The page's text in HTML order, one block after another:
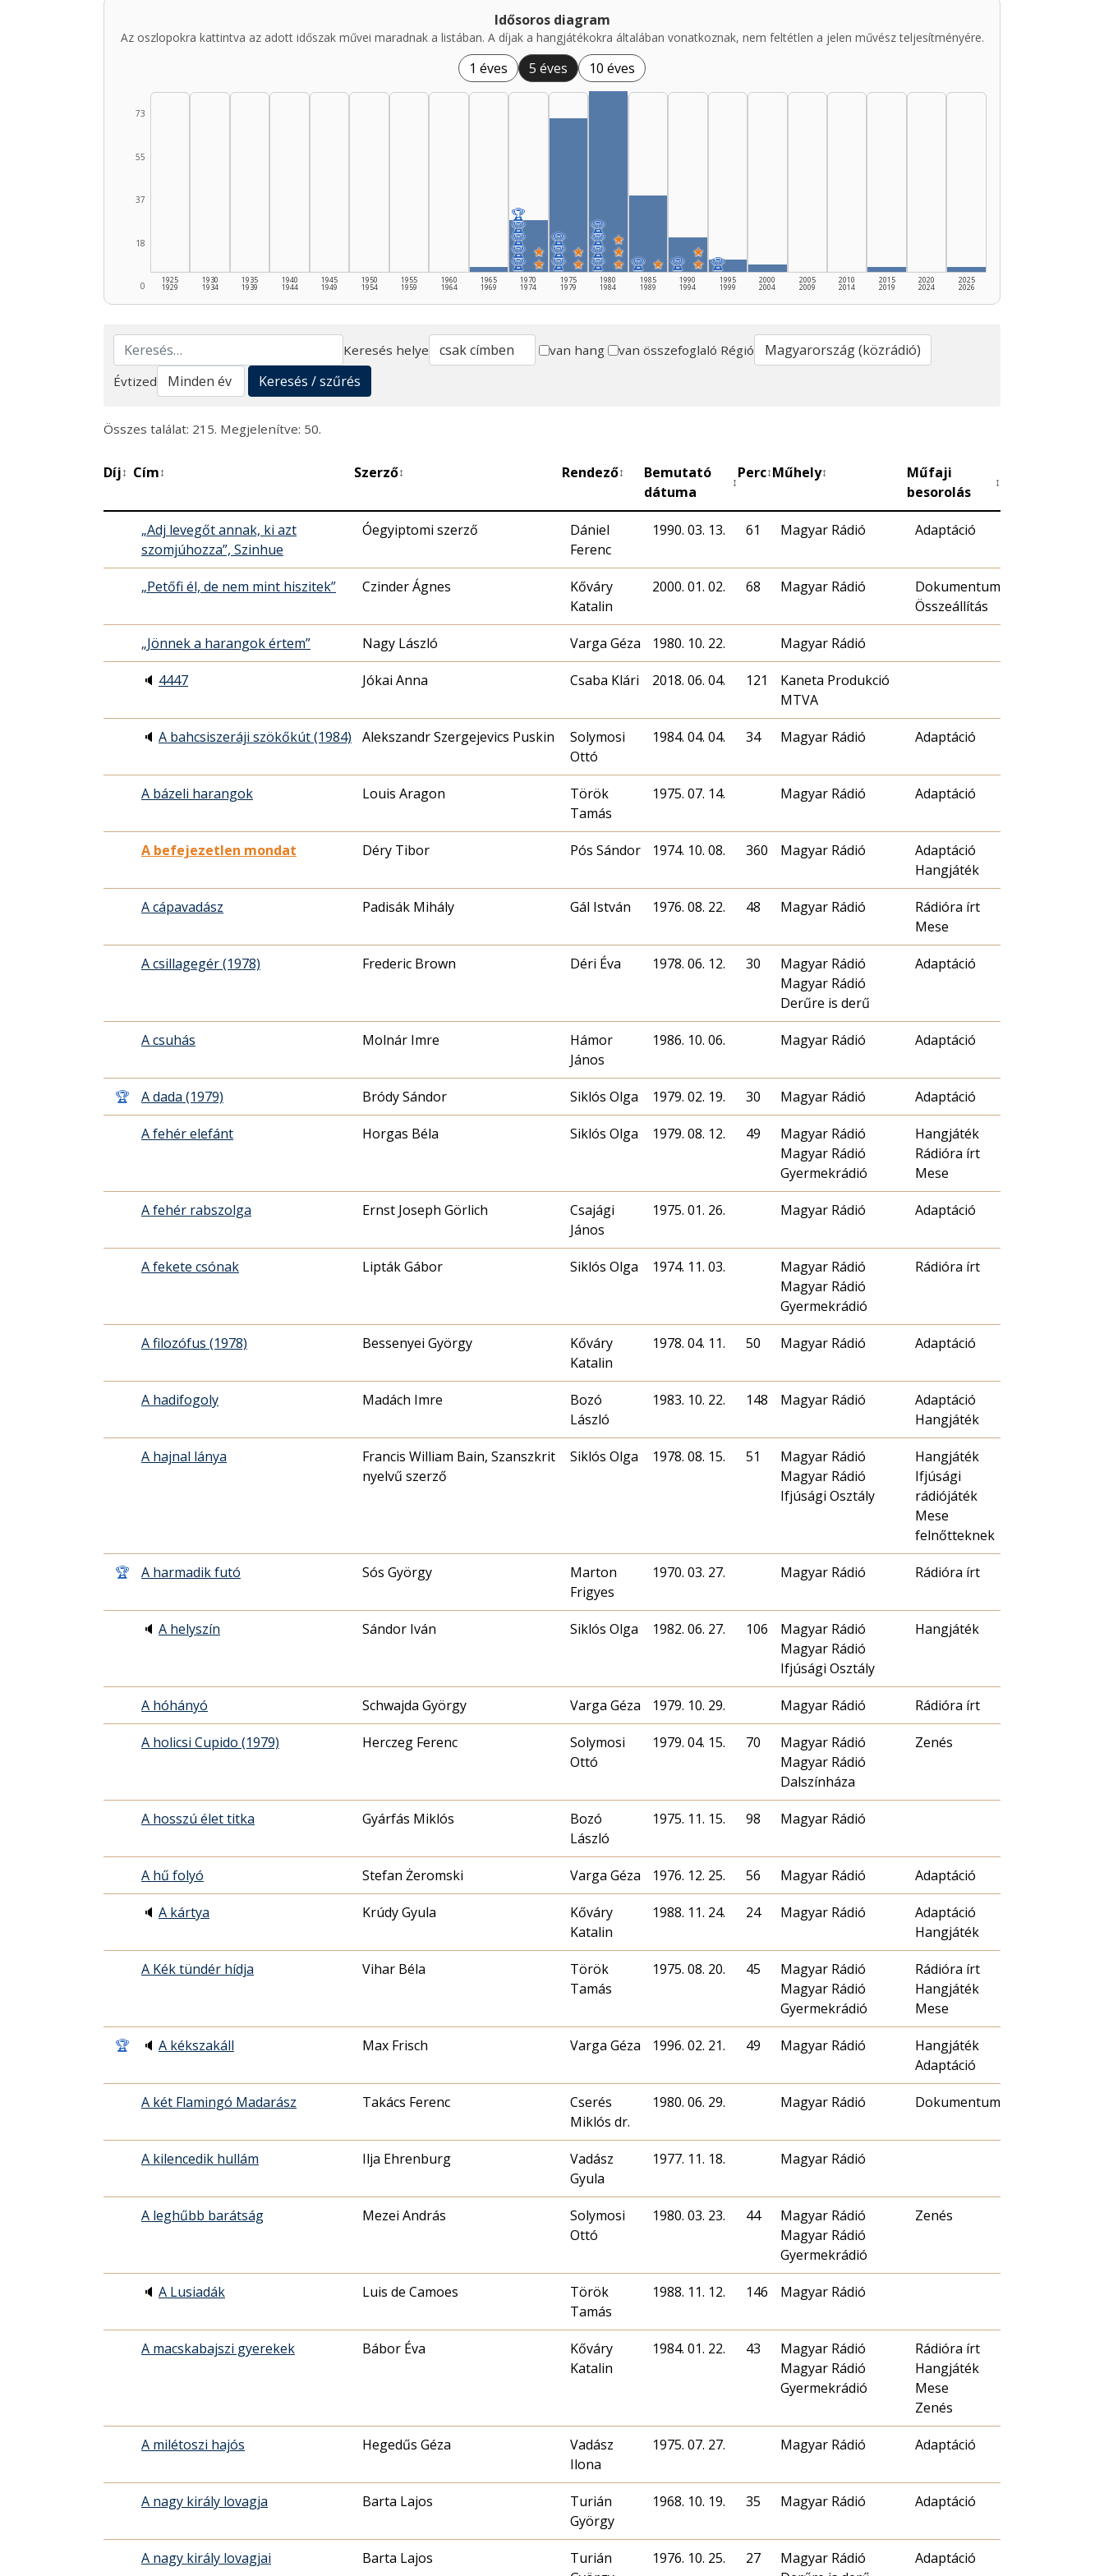
Idősoros diagram
Az oszlopokra kattintva az adott időszak művei maradnak a listában. A díjak a hangjátékokra általában vonatkoznak, nem feltétlen a jelen művész teljesítményére.
1 éves 5 éves 10 éves
0
18
37
55
73
1925
1929
1930
1934
1935
1939
1940
1944
1945
1949
1950
1954
1955
1959
1960
1964
1965
1969
🏆
🏆
🏆
🏆
🏆
★
★
1970
1974
🏆
🏆
🏆
★
★
1975
1979
🏆
🏆
🏆
🏆
★
★
★
1980
1984
🏆 ★
1985
1989
🏆 ★
★
1990
1994
🏆
1995
1999
2000
2004
2005
2009
2010
2014
2015
2019
2020
2024
2025
2026
Keresés
Keresés helye van hang van összefoglaló Régió
Évtized
Keresés / szűrés
Összes találat: 215. Megjelenítve: 50.
Díj↕ Cím↕ Szerző↕ Rendező↕
Bemutató
dátuma
↕
Perc↕Műhely↕
Műfaji
besorolás
↕
„Adj levegőt annak, ki azt
szomjúhozza”, Szinhue
Óegyiptomi szerző
Dániel
Ferenc
1990. 03. 13. 61 Magyar Rádió Adaptáció
„Petőfi él, de nem mint hiszitek” Czinder Ágnes
Kőváry
Katalin
2000. 01. 02. 68 Magyar Rádió
Dokumentum
Összeállítás
„Jönnek a harangok értem” Nagy László Varga Géza 1980. 10. 22. Magyar Rádió
🔈 4447 Jókai Anna Csaba Klári 2018. 06. 04. 121
Kaneta Produkció
MTVA
🔈 A bahcsiszeráji szökőkút (1984) Alekszandr Szergejevics Puskin
Solymosi
Ottó
1984. 04. 04. 34 Magyar Rádió Adaptáció
A bázeli harangok Louis Aragon
Török
Tamás
1975. 07. 14. Magyar Rádió Adaptáció
A befejezetlen mondat Déry Tibor Pós Sándor 1974. 10. 08. 360 Magyar Rádió
Adaptáció
Hangjáték
A cápavadász Padisák Mihály Gál István 1976. 08. 22. 48 Magyar Rádió
Rádióra írt
Mese
A csillagegér (1978) Frederic Brown Déri Éva 1978. 06. 12. 30
Magyar Rádió
Magyar Rádió
Derűre is derű
Adaptáció
A csuhás Molnár Imre
Hámor
János
1986. 10. 06. Magyar Rádió Adaptáció
🏆 A dada (1979) Bródy Sándor Siklós Olga 1979. 02. 19. 30 Magyar Rádió Adaptáció
A fehér elefánt Horgas Béla Siklós Olga 1979. 08. 12. 49
Magyar Rádió
Magyar Rádió
Gyermekrádió
Hangjáték
Rádióra írt
Mese
A fehér rabszolga Ernst Joseph Görlich
Csajági
János
1975. 01. 26. Magyar Rádió Adaptáció
A fekete csónak Lipták Gábor Siklós Olga 1974. 11. 03.
Magyar Rádió
Magyar Rádió
Gyermekrádió
Rádióra írt
A filozófus (1978) Bessenyei György
Kőváry
Katalin
1978. 04. 11. 50 Magyar Rádió Adaptáció
A hadifogoly Madách Imre
Bozó
László
1983. 10. 22. 148 Magyar Rádió
Adaptáció
Hangjáték
A hajnal lánya
Francis William Bain, Szanszkrit
nyelvű szerző
Siklós Olga 1978. 08. 15. 51
Magyar Rádió
Magyar Rádió
Ifjúsági Osztály
Hangjáték
Ifjúsági
rádiójáték
Mese
felnőtteknek
🏆 A harmadik futó Sós György
Marton
Frigyes
1970. 03. 27. Magyar Rádió Rádióra írt
🔈 A helyszín Sándor Iván Siklós Olga 1982. 06. 27. 106
Magyar Rádió
Magyar Rádió
Ifjúsági Osztály
Hangjáték
A hóhányó Schwajda György Varga Géza 1979. 10. 29. Magyar Rádió Rádióra írt
A holicsi Cupido (1979) Herczeg Ferenc
Solymosi
Ottó
1979. 04. 15. 70
Magyar Rádió
Magyar Rádió
Dalszínháza
Zenés
A hosszú élet titka Gyárfás Miklós
Bozó
László
1975. 11. 15. 98 Magyar Rádió
A hű folyó Stefan Żeromski Varga Géza 1976. 12. 25. 56 Magyar Rádió Adaptáció
🔈 A kártya Krúdy Gyula
Kőváry
Katalin
1988. 11. 24. 24 Magyar Rádió
Adaptáció
Hangjáték
A Kék tündér hídja Vihar Béla
Török
Tamás
1975. 08. 20. 45
Magyar Rádió
Magyar Rádió
Gyermekrádió
Rádióra írt
Hangjáték
Mese
🏆 🔈 A kékszakáll Max Frisch Varga Géza 1996. 02. 21. 49 Magyar Rádió
Hangjáték
Adaptáció
A két Flamingó Madarász Takács Ferenc
Cserés
Miklós dr.
1980. 06. 29. Magyar Rádió Dokumentum
A kilencedik hullám Ilja Ehrenburg
Vadász
Gyula
1977. 11. 18. Magyar Rádió
A leghűbb barátság Mezei András
Solymosi
Ottó
1980. 03. 23. 44
Magyar Rádió
Magyar Rádió
Gyermekrádió
Zenés
🔈 A Lusiadák Luis de Camoes
Török
Tamás
1988. 11. 12. 146 Magyar Rádió
A macskabajszi gyerekek Bábor Éva
Kőváry
Katalin
1984. 01. 22. 43
Magyar Rádió
Magyar Rádió
Gyermekrádió
Rádióra írt
Hangjáték
Mese
Zenés
A milétoszi hajós Hegedűs Géza
Vadász
Ilona
1975. 07. 27. Magyar Rádió Adaptáció
A nagy király lovagja Barta Lajos
Turián
György
1968. 10. 19. 35 Magyar Rádió Adaptáció
A nagy király lovagjai Barta Lajos
Turián
1976. 10. 25. 27
Magyar Rádió
Adaptáció